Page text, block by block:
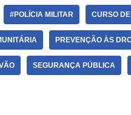
#POLÍCIA MILITAR CURSO
PREVENÇÃO ÀS
SEGURANÇA PÚBLICA